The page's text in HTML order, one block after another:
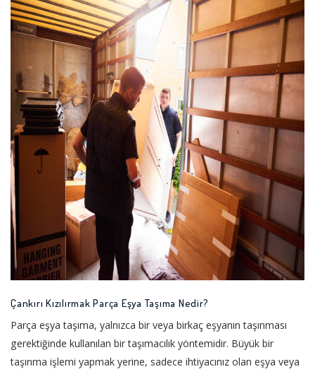
Çankırı Kızılırmak Parça Eşya Taşıma Nedir?
Parça eşya taşıma, yalnızca bir veya birkaç eşyanın taşınması
gerektiğinde kullanılan bir taşımacılık yöntemidir. Büyük bir
taşınma işlemi yapmak yerine, sadece ihtiyacınız olan eşya veya